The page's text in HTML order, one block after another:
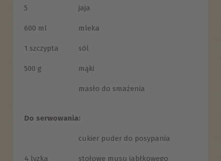
5 jaja
600 ml mleka
1 szczypta sól
500 g mąki
masło do smażenia
Do serwowania:
cukier puder do posypania
4 lyzka stołowe musu jabłkowego